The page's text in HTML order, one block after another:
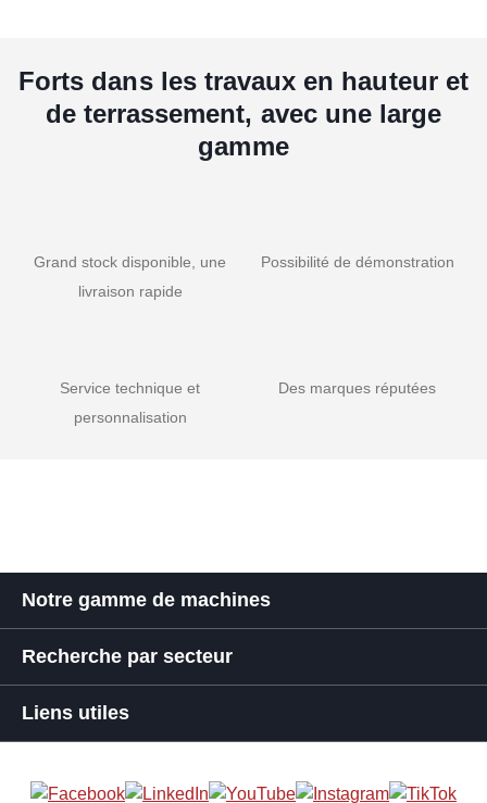
Forts dans les travaux en hauteur et
de terrassement, avec une large
gamme
Grand stock disponible, une
livraison rapide
Possibilité de démonstration
Service technique et
personnalisation
Des marques réputées
Notre gamme de machines
Recherche par secteur
Liens utiles